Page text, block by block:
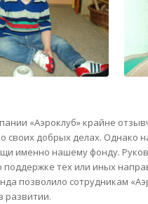
«Аэроклуб» крайне
своих добрых делах. Однако
именно нашему фонду.
поддержке тех или иных
позволило сотрудникам
развитии.